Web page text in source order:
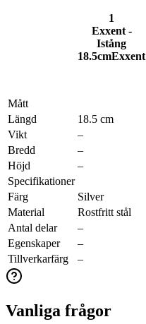
1
Exxent -
Istång
18.5cmExxent
Mått
Längd
18.5 cm
Vikt
–
Bredd
–
Höjd
–
Specifikationer
Färg
Silver
Material
Rostfritt stål
Antal delar
–
Egenskaper
–
Tillverkarfärg
–
Vanliga frågor